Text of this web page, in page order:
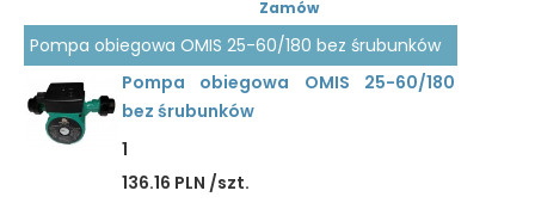
Zamów
Pompa obiegowa OMIS 25-60/180 bez śrubunków
Pompa obiegowa OMIS 25-60/180
bez śrubunków
1
136.16 PLN /szt.